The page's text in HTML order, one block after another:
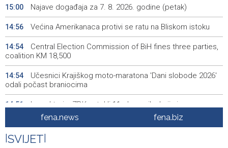
15:00 Najave događaja za 7. 8. 2026. godine (petak)
14:56 Većina Amerikanaca protivi se ratu na Bliskom istoku
14:54
Central Election Commission of BiH fines three parties,
coalition KM 18,500
14:54
Učesnici Krajiškog moto-maratona 'Dani slobode 2026'
odali počast braniocima
14:51
Inspektori u ZDK zatekli 11 obveznika koji nisu
evidentirali promet putem fiskalnog uređaja
14:48 Na Sarajevskoj berzi današnji promet 114.853,85 KM
fena.news fena.biz
SVIJET